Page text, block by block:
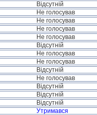
Відсутній
Не голосував
Не голосував
Не голосував
Не голосував
Відсутній
Не голосував
Не голосував
Відсутній
Не голосував
Відсутній
Відсутній
Відсутній
Утримався